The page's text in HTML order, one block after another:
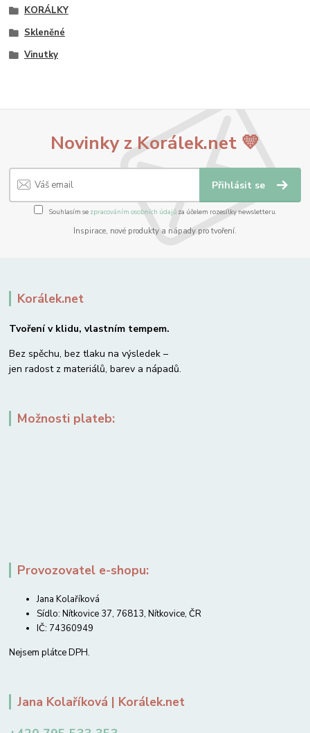
KORÁLKY
Skleněné
Vinutky
Novinky z Korálek.net 💛
Přihlásit se
Souhlasím se zpracováním osobních údajůza účelem rozesílky newsletteru.
Inspirace, nové produkty a nápady pro tvoření.
Korálek.net
Tvoření v klidu, vlastním tempem.
Bez spěchu, bez tlaku na výsledek –
jen radost z materiálů, barev a nápadů.
Možnosti plateb:
Provozovatel e-shopu:
Jana Kolaříková
Sídlo: Nítkovice 37, 76813, Nítkovice, ČR
IČ: 74360949
Nejsem plátce DPH.
Jana Kolaříková | Korálek.net